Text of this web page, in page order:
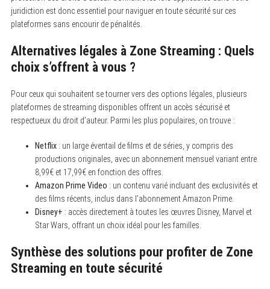
juridiction est donc essentiel pour naviguer en toute sécurité sur ces
plateformes sans encourir de pénalités.
Alternatives légales à Zone Streaming : Quels
choix s’offrent à vous ?
Pour ceux qui souhaitent se tourner vers des options légales, plusieurs
plateformes de streaming disponibles offrent un accès sécurisé et
respectueux du droit d’auteur. Parmi les plus populaires, on trouve :
Netflix: un large éventail de films et de séries, y compris des
productions originales, avec un abonnement mensuel variant entre
8,99€ et 17,99€ en fonction des offres.
Amazon Prime Video : un contenu varié incluant des exclusivités et
des films récents, inclus dans l’abonnement Amazon Prime.
Disney+ : accès directement à toutes les œuvres Disney, Marvel et
Star Wars, offrant un choix idéal pour les familles.
Synthèse des solutions pour profiter de Zone
Streaming en toute sécurité